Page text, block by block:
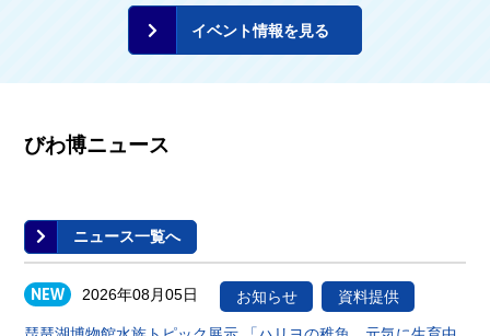
イベント情報を見る
びわ博ニュース
ニュース一覧へ
2026年08月05日 お知らせ 資料提供